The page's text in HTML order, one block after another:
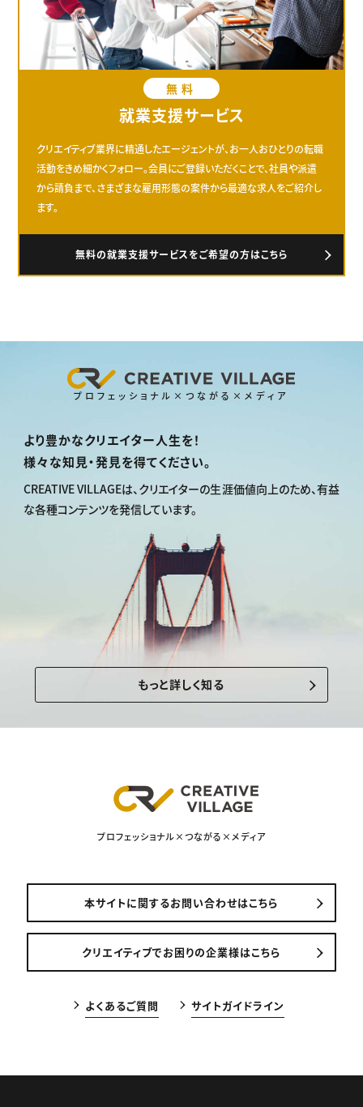
無料
就業支援サービス
クリエイティブ業界に精通したエージェントが、お一人おひとりの転職
活動をきめ細かくフォロー。会員にご登録いただくことで、社員や派遣
から請負まで、さまざまな雇用形態の案件から最適な求人をご紹介し
ます。
無料の就業支援サービスをご希望の方はこちら
プロフェッショナル×つながる×メディア
より豊かなクリエイター人生を！
様々な知見・発見を得てください。
CREATIVE VILLAGEは、 クリエイターの生涯価値向上のため、有益
な各種コンテンツを発信しています。
もっと詳しく知る
プロフェッショナル×つながる×メディア
本サイトに関するお問い合わせはこちら
クリエイティブでお困りの企業様はこちら
よくあるご質問 サイトガイドライン